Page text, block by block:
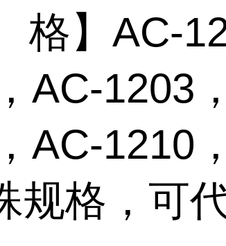
格】AC-
AC-1203
AC-1210
规格，可